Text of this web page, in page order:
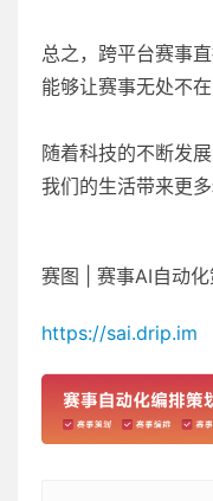
总之，跨平台赛事
能够让赛事无处不
随着科技的不断发
我们的生活带来更多
赛图 | 赛事AI自动
https://sai.drip.im